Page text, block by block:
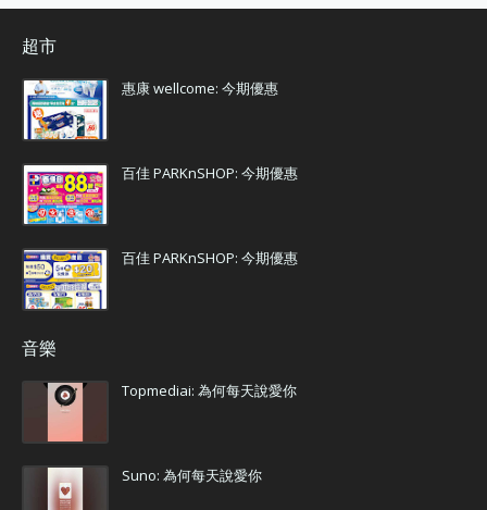
超市
惠康 wellcome: 今期優惠
百佳 PARKnSHOP: 今期優惠
百佳 PARKnSHOP: 今期優惠
音樂
Topmediai: 為何每天說愛你
Suno: 為何每天說愛你